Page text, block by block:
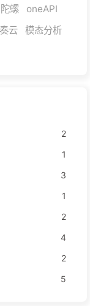
陀螺
oneAPI
云
模态分析
2
1
3
1
2
4
2
5